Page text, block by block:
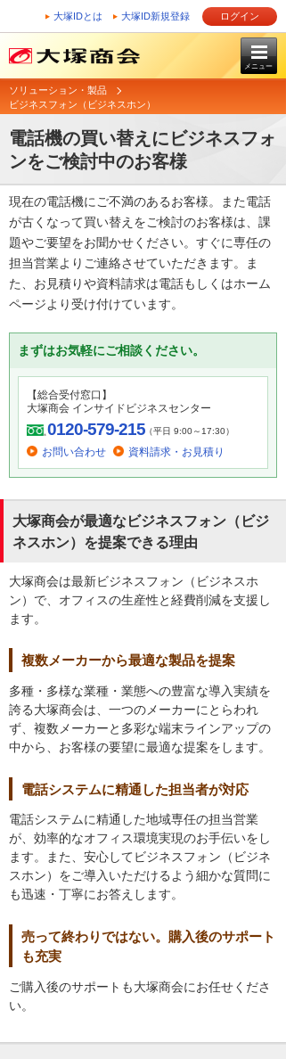
大塚IDとは 大塚ID新規登録 ログイン
メニュー
ソリューション・製品
ビジネスフォン（ビジネスホン）
電話機の買い替えにビジネスフォ
ンをご検討中のお客様
現在の電話機にご不満のあるお客様。また電話
が古くなって買い替えをご検討のお客様は、課
題やご要望をお聞かせください。すぐに専任の
担当営業よりご連絡させていただきます。ま
た、お見積りや資料請求は電話もしくはホーム
ページより受け付けています。
まずはお気軽にご相談ください。
【総合受付窓口】
大塚商会 インサイドビジネスセンター
0120-579-215（平日 9:00～17:30）
お問い合わせ 資料請求・お見積り
大塚商会が最適なビジネスフォン（ビジ
ネスホン）を提案できる理由
大塚商会は最新ビジネスフォン（ビジネスホ
ン）で、オフィスの生産性と経費削減を支援し
ます。
複数メーカーから最適な製品を提案
多種・多様な業種・業態への豊富な導入実績を
誇る大塚商会は、一つのメーカーにとらわれ
ず、複数メーカーと多彩な端末ラインアップの
中から、お客様の要望に最適な提案をします。
電話システムに精通した担当者が対応
電話システムに精通した地域専任の担当営業
が、効率的なオフィス環境実現のお手伝いをし
ます。また、安心してビジネスフォン（ビジネ
スホン）をご導入いただけるよう細かな質問に
も迅速・丁寧にお答えします。
売って終わりではない。購入後のサポート
も充実
ご購入後のサポートも大塚商会にお任せくださ
い。